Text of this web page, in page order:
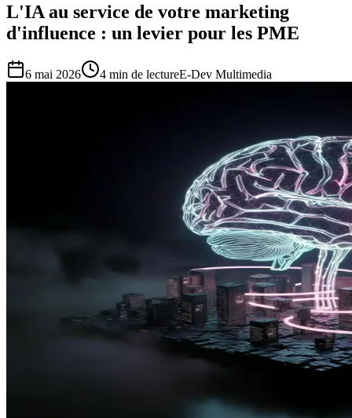
L'IA au service de votre marketing
d'influence : un levier pour les PME
6 mai 2026 4 min de lectureE-Dev Multimedia